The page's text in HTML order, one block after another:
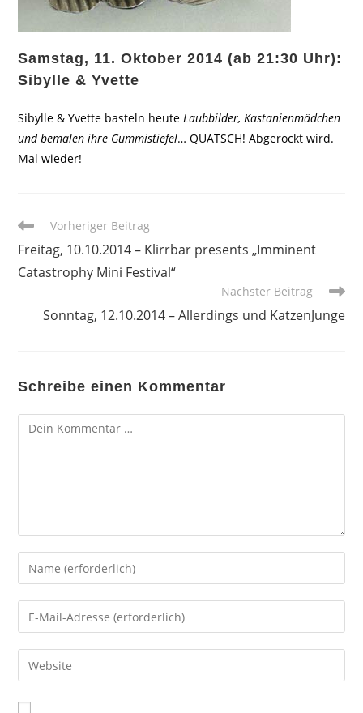
Samstag, 11. Oktober 2014 (ab 21:30 Uhr):
Sibylle & Yvette
Sibylle & Yvette basteln heuteLaubbilder, Kastanienmädchen
und bemalen ihre Gummistiefel… QUATSCH! Abgerockt wird.
Mal wieder!
Weitere
ansehen
Vorheriger Beitrag
Freitag, 10.10.2014 – Klirrbar presents „Imminent
Catastrophy Mini Festival“
Nächster Beitrag
Sonntag, 12.10.2014 – Allerdings und KatzenJunge
Schreibe einen Kommentar
Kommentar
Gib
deinen
Namen
oder
zum
Kommentieren
ein
Gib
deine
E-
Mail-
Gib
deine
Website-